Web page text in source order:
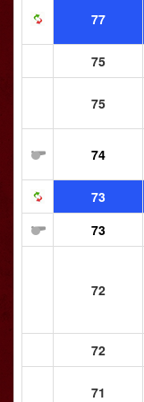
77
75
75
74
73
73
72
72
71